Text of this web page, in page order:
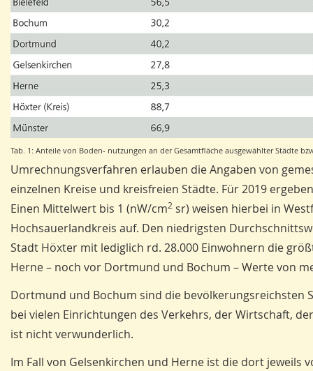
Tab. 1: Anteile von Boden- nutzungen an der Gesamtfläche ausgewählter Städte
Umrechnungsverfahren erlauben die Angaben von
einzelnen Kreise und kreisfreien Städte. Für 2019
Einen Mittelwert bis 1 (nW/cm2 sr) weisen hierbei in
Hochsauerlandkreis auf. Den niedrigs­ten
Stadt Höxter mit lediglich rd. 28.000 Einwohnern die
Herne – noch vor Dortmund und Bochum – Werte von
Dortmund und Bochum sind die bevölkerungsreichsten
bei vielen Einrichtungen des Verkehrs, der Wirtschaft,
ist nicht verwunderlich.
Im Fall von Gelsenkirchen und Herne ist die dort